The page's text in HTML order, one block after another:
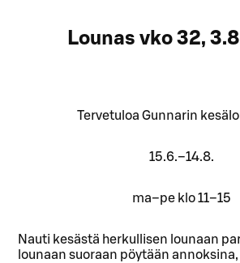
Lounas vko 32,
Tervetuloa Gunnarin
15.6.–14.8.
ma–pe klo 11–15
Nauti kesästä herkullisen lounaan
lounaan suoraan pöytään